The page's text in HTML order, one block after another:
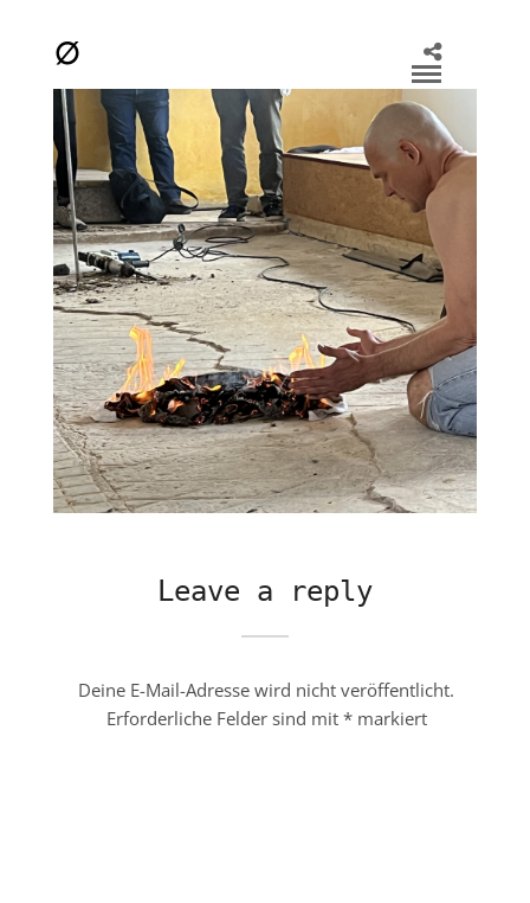
Leave a reply
Deine E-Mail-Adresse wird nicht veröffentlicht.
Erforderliche Felder sind mit *markiert